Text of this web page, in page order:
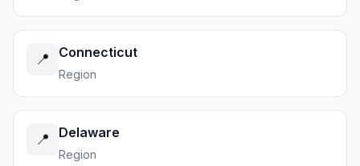
📍 Connecticut
Region
📍 Delaware
Region